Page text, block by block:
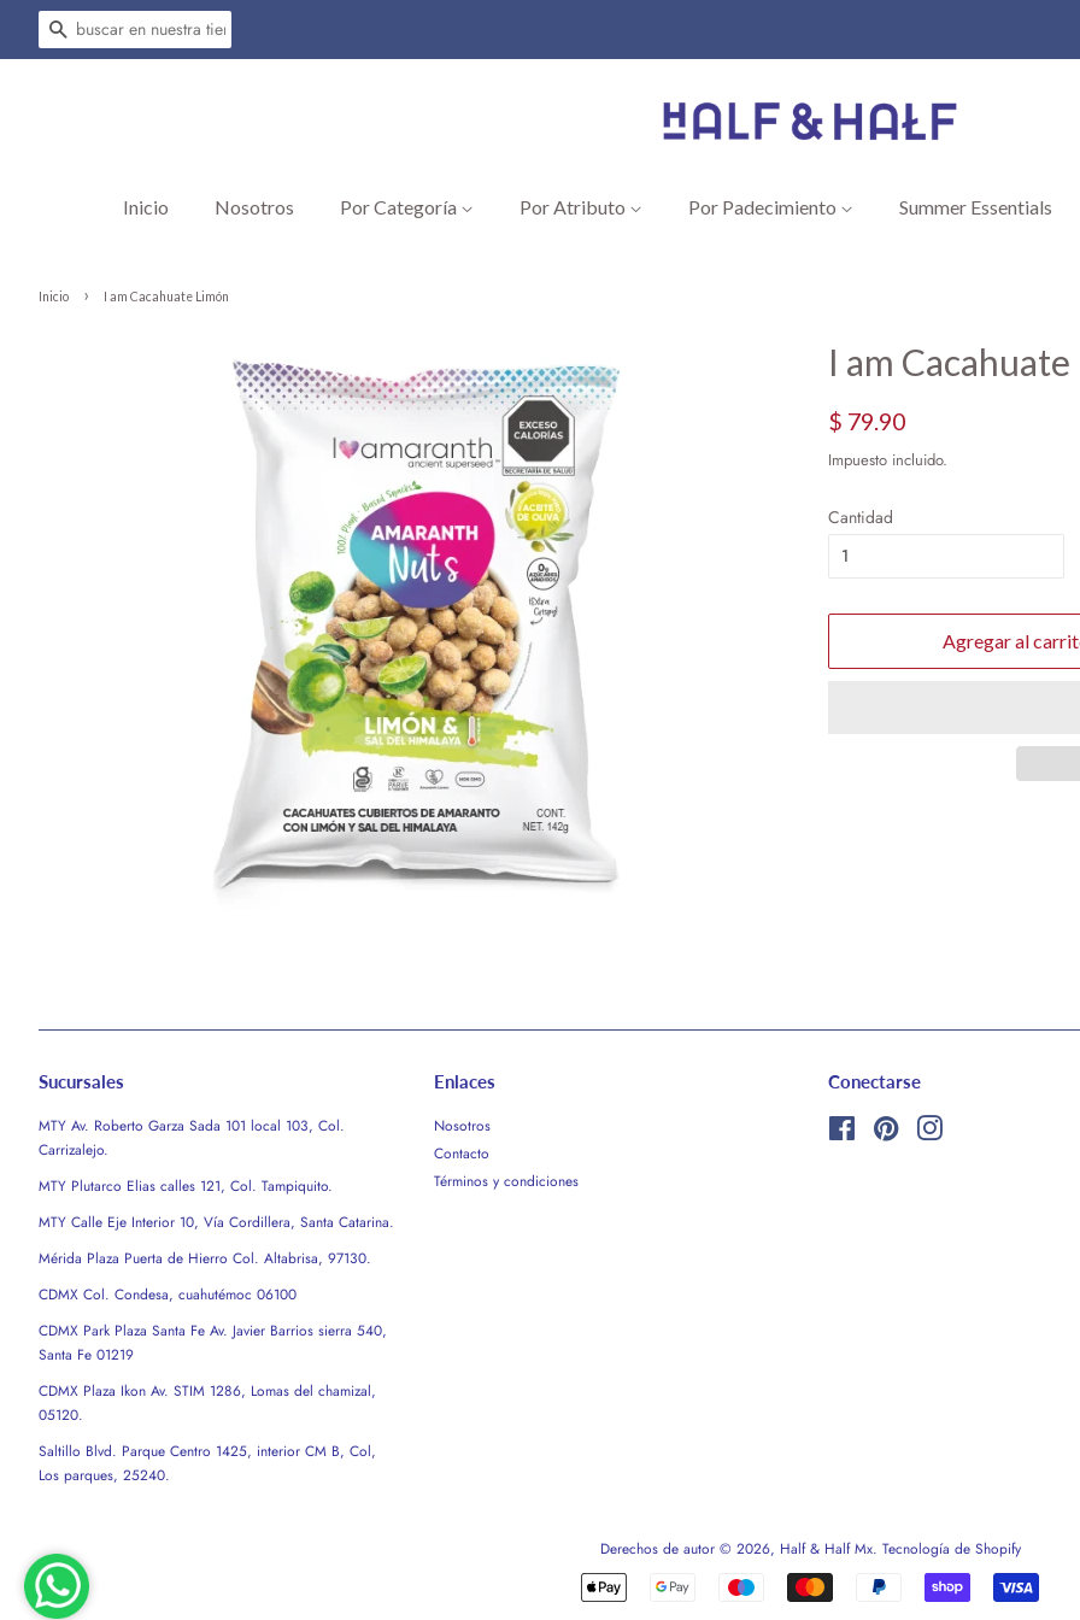
Buscar
Inicio Nosotros Por Categoría Por Atributo Por Padecimiento Summer Essentials
Inicio › I am Cacahuate Limón
I am
Precio
$ 79.90
oferta
Impuesto incluido.
Cantidad
Agregar al
Sucursales
MTY Av. Roberto Garza Sada 101 local 103, Col.
Carrizalejo.
MTY Plutarco Elias calles 121, Col. Tampiquito.
MTY Calle Eje Interior 10, Vía Cordillera, Santa Catarina.
Mérida Plaza Puerta de Hierro Col. Altabrisa, 97130.
CDMX Col. Condesa, cuahutémoc 06100
CDMX Park Plaza Santa Fe Av. Javier Barrios sierra 540,
Santa Fe 01219
CDMX Plaza Ikon Av. STIM 1286, Lomas del chamizal,
05120.
Saltillo Blvd. Parque Centro 1425, interior CM B, Col,
Los parques, 25240.
Enlaces
Nosotros
Contacto
Términos y condiciones
Conectarse
FacebookPinterest
Derechos de autor © 2026, Half & Half Mx. Tecnología de Shopify
Métodos